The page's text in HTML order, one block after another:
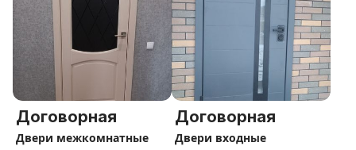
Договорная
Двери межкомнатные
Договорная
Двери входные